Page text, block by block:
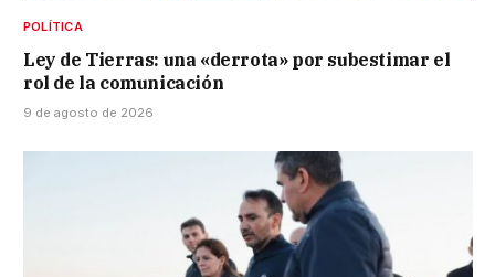
POLÍTICA
Ley de Tierras: una «derrota» por subestimar el
rol de la comunicación
9 de agosto de 2026